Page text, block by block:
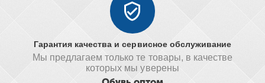
Гарантия качества и сервисное обслуживание
Мы предлагаем только те товары, в качестве
которых мы уверены